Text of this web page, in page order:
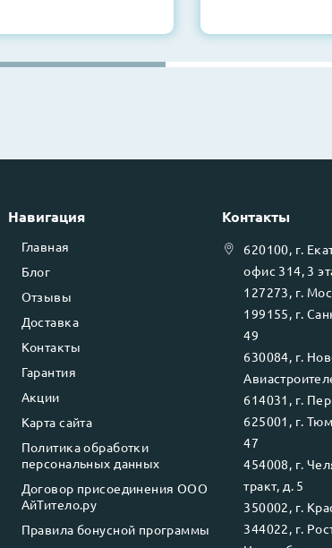
Навигация
Главная
Блог
Отзывы
Доставка
Контакты
Гарантия
Акции
Карта сайта
Политика обработки
персональных данных
Договор присоединения ООО
АйТитело.ру
Правила бонусной программы
Контакты
620100, г.
офис 314, 3
127273, г.
199155, г.
49
630084, г.
614031 , г.
625001 , г.
47
454008, г.
тракт, д. 5
350002, г.
344022, г.